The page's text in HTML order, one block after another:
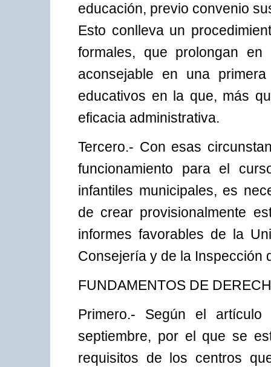
educación, previo convenio
Esto conlleva un
formales, que prolongan
aconsejable en una
educativos en la que, más
eficacia administrativa.
Tercero.- Con esas
funcionamiento para el
infantiles municipales, es
de crear provisionalmente
informes favorables de la
Consejería y de la Inspección
FUNDAMENTOS DE
Primero.- Según el
septiembre, por el que se
requisitos de los centros